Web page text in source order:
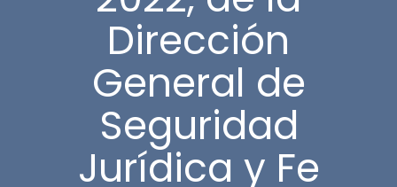
Dirección
General de
Seguridad
Jurídica y Fe